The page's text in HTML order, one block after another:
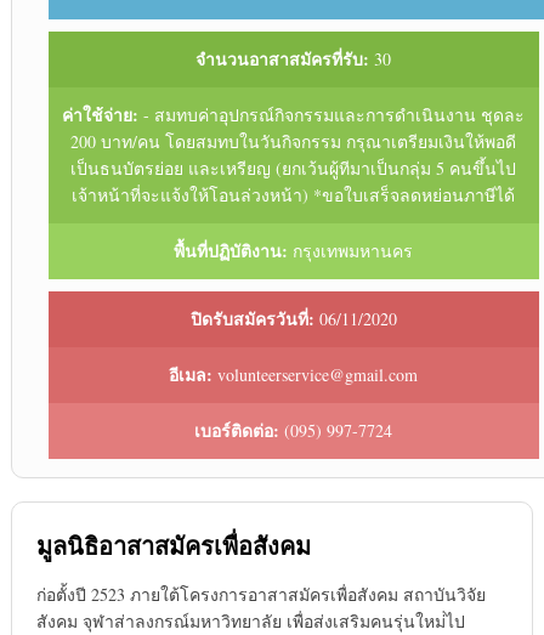
จำนวนอาสาสมัครที่รับ: 30
ค่าใช้จ่าย: - สมทบค่าอุปกรณ์กิจกรรมและการดำเนินงาน ชุดละ
200 บาท/คน โดยสมทบในวันกิจกรรม กรุณาเตรียมเงินให้พอดี
เป็นธนบัตรย่อย และเหรียญ (ยกเว้นผู้ทีมาเป็นกลุ่ม 5 คนขึ้นไป
เจ้าหน้าที่จะแจ้งให้โอนล่วงหน้า) *ขอใบเสร็จลดหย่อนภาษีได้
พื้นที่ปฏิบัติงาน: กรุงเทพมหานคร
ปิดรับสมัครวันที่: 06/11/2020
อีเมล: volunteerservice@gmail.com
เบอร์ติดต่อ: (095) 997-7724
มูลนิธิอาสาสมัครเพื่อสังคม
ก่อตั้งปี 2523 ภายใต้โครงการอาสาสมัครเพื่อสังคม สถาบันวิจัย
สังคม จุฬาส่าลงกรณ์มหาวิทยาลัย เพื่อส่งเสริมคนรุ่นใหม่่ไป